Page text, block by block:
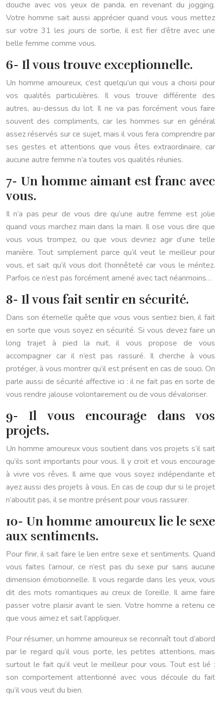
douche avec vos yeux de panda, en revenant du jogging.
Votre homme sait aussi apprécier quand vous vous mettez
sur votre 31 les jours de sortie, il est fier d’être avec une
belle femme comme vous.
6- Il vous trouve exceptionnelle.
Un homme amoureux, c’est quelqu’un qui vous a choisi pour
vos qualités particulières. Il vous trouve différente des
autres, au-dessus du lot. Il ne va pas forcément vous faire
souvent des compliments, car les hommes sur en général
assez réservés sur ce sujet, mais il vous fera comprendre par
ses gestes et attentions que vous êtes extraordinaire, car
aucune autre femme n’a toutes vos qualités réunies.
7- Un homme aimant est franc avec
vous.
Il n’a pas peur de vous dire qu’une autre femme est jolie
quand vous marchez main dans la main. Il ose vous dire que
vous vous trompez, ou que vous devriez agir d’une telle
manière. Tout simplement parce qu’il veut le meilleur pour
vous, et sait qu’il vous doit l’honnêteté car vous le méritez.
Parfois ce n’est pas forcément amené avec tact néanmoins…
8- Il vous fait sentir en sécurité.
Dans son éternelle quête que vous vous sentiez bien, il fait
en sorte que vous soyez en sécurité. Si vous devez faire un
long trajet à pied la nuit, il vous propose de vous
accompagner car il n’est pas rassuré. Il cherche à vous
protéger, à vous montrer qu’il est présent en cas de souci. On
parle aussi de sécurité affective ici : il ne fait pas en sorte de
vous rendre jalouse volontairement ou de vous dévaloriser.
9- Il vous encourage dans vos
projets.
Un homme amoureux vous soutient dans vos projets s’il sait
qu’ils sont importants pour vous. Il y croit et vous encourage
à vivre vos rêves. Il aime que vous soyez indépendante et
ayez aussi des projets à vous. En cas de coup dur si le projet
n’aboutit pas, il se montre présent pour vous rassurer.
10- Un homme amoureux lie le sexe
aux sentiments.
Pour finir, il sait faire le lien entre sexe et sentiments. Quand
vous faites l’amour, ce n’est pas du sexe pur sans aucune
dimension émotionnelle. Il vous regarde dans les yeux, vous
dit des mots romantiques au creux de l’oreille. Il aime faire
passer votre plaisir avant le sien. Votre homme a retenu ce
que vous aimez et sait l’appliquer.
Pour résumer, un homme amoureux se reconnaît tout d’abord
par le regard qu’il vous porte, les petites attentions, mais
surtout le fait qu’il veut le meilleur pour vous. Tout est lié :
son comportement attentionné avec vous découle du fait
qu’il vous veut du bien.